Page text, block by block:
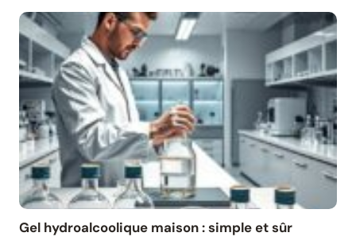
Gel hydroalcoolique maison : simple et sûr